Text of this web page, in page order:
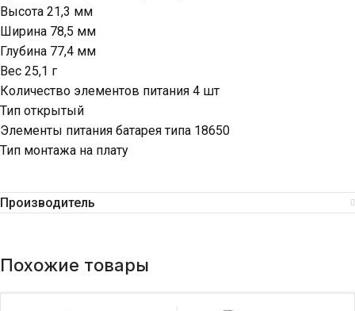
Высота 21,3 мм
Ширина 78,5 мм
Глубина 77,4 мм
Вес 25,1 г
Количество элементов питания 4 шт
Тип открытый
Элементы питания батарея типа 18650
Тип монтажа на плату
Производитель
Похожие товары